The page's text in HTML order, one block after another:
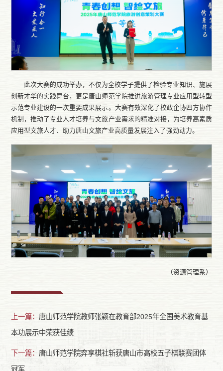
此次大赛的成功举办，不仅为全校学子提供了检验专业知识、施展
创新才华的实践舞台，更是唐山师范学院推进旅游管理专业应用型转型
示范专业建设的一次重要成果展示。大赛有效深化了校政企协四方协作
机制，推动了专业人才培养与文旅产业需求的精准对接，为培养高素质
应用型文旅人才、助力唐山文旅产业高质量发展注入了强劲动力。
（资源管理系）
上一篇： 唐山师范学院教师张颖在教育部2025年全国美术教育基
本功展示中荣获佳绩
下一篇： 唐山师范学院弈享棋社斩获唐山市高校五子棋联赛团体
冠军